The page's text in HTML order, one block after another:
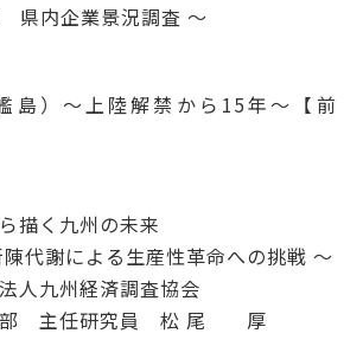
内企業景況調査 ～
島）～上陸解禁から15年～【前
描く九州の未来
謝による生産性革命への挑戦 ～
九州経済調査協会
主任研究員 松 尾 厚